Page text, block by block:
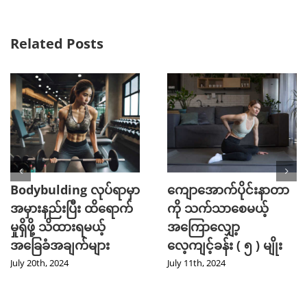
Related Posts
Bodybulding လုပ်ရာမှာ
အမှားနည်းပြီး ထိရောက်
မှုရှိဖို့ သိထားရမယ့်
အခြေခံအချက်များ
July 20th, 2024
ကျောအောက်ပိုင်းနာတာ
ကို သက်သာစေမယ့်
အကြောလျှော့
လေ့ကျင့်ခန်း ( ၅ ) မျိုး
July 11th, 2024